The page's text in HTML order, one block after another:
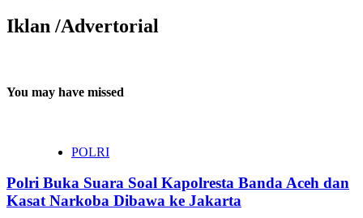
Iklan /Advertorial
You may have missed
POLRI
Polri Buka Suara Soal Kapolresta Banda Aceh dan
Kasat Narkoba Dibawa ke Jakarta